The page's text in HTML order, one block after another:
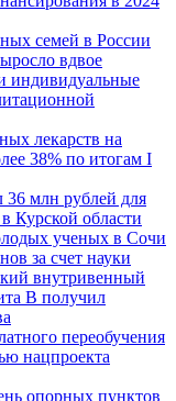
семей в России
вдвое
индивидуальные
лекарств на
38% по итогам I
млн рублей для
Курской области
ученых в Сочи
за счет науки
внутривенный
В получил
переобучения
нацпроекта
опорных пунктов